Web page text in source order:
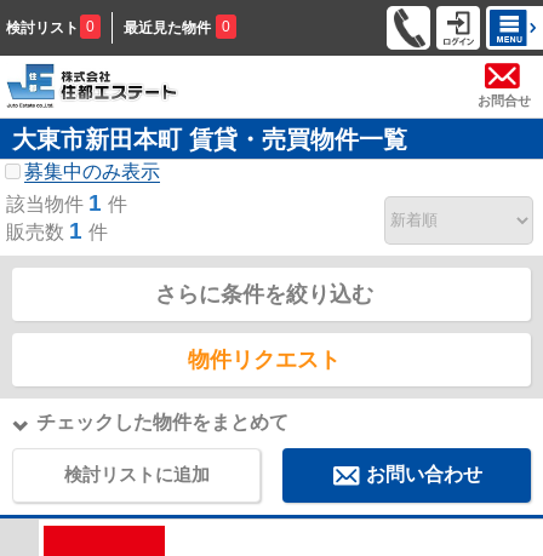
検討リスト 0 最近見た物件 0
お問合せ
大東市新田本町 賃貸・売買物件一覧
募集中のみ表示
該当物件 1 件
販売数 1 件
さらに条件を絞り込む
物件リクエスト
チェックした物件をまとめて
検討リストに追加 お問い合わせ